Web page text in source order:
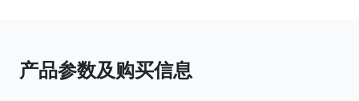
产品参数及购买信息